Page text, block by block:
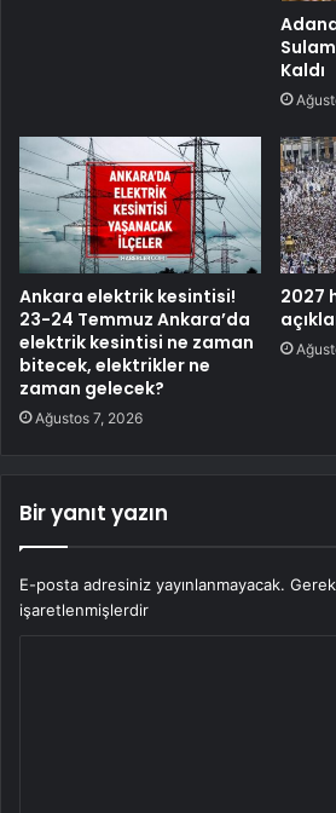
Kaldı
Ankara elektrik kesintisi!
23-24 Temmuz Ankara’da
elektrik kesintisi ne zaman
bitecek, elektrikler ne
zaman gelecek?
Ağustos 7, 2026
2027
Bir yanıt yazın
E-posta adresiniz yayınlanmayacak.
işaretlenmişlerdir